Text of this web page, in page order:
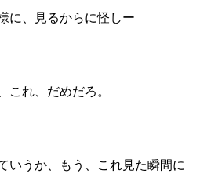
に、見るからに怪しー
これ、だめだろ。
いうか、もう、これ見た瞬間に